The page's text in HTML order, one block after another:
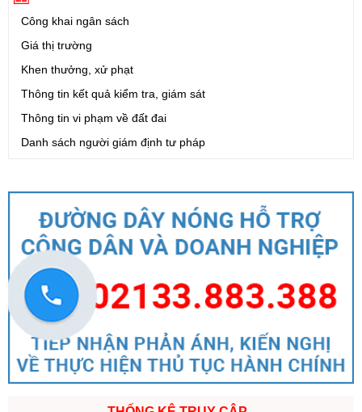
Công khai ngân sách
Giá thị trường
Khen thưởng, xử phạt
Thông tin kết quả kiểm tra, giám sát
Thông tin vi phạm về đất đai
Danh sách người giám định tư pháp